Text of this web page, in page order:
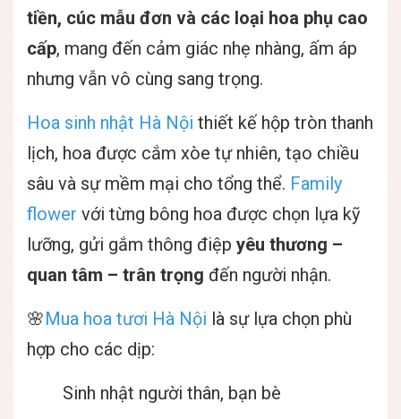
tiền, cúc mẫu đơn và các loại hoa phụ cao
cấp, mang đến cảm giác nhẹ nhàng, ấm áp
nhưng vẫn vô cùng sang trọng.
Hoa sinh nhật Hà Nội thiết kế hộp tròn thanh
lịch, hoa được cắm xòe tự nhiên, tạo chiều
sâu và sự mềm mại cho tổng thể. Family
flower với từng bông hoa được chọn lựa kỹ
lưỡng, gửi gắm thông điệp yêu thương –
quan tâm – trân trọng đến người nhận.
🌸 Mua hoa tươi Hà Nội là sự lựa chọn phù
hợp cho các dịp:
Sinh nhật người thân, bạn bè